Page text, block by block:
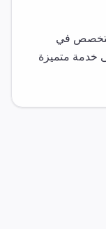
في
خدمة متميزة